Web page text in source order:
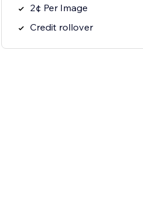
2¢ Per Image
Credit rollover